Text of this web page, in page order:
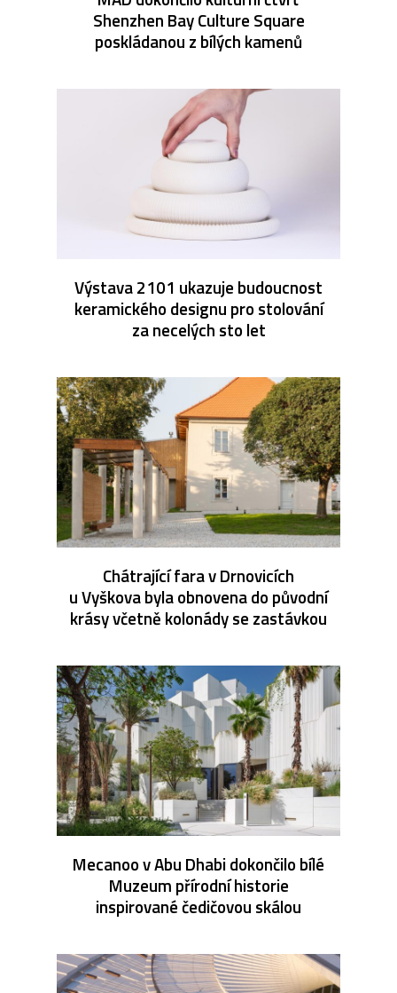
Shenzhen Bay Culture Square
poskládanou z bílých kamenů
Výstava 2101 ukazuje budoucnost
keramického designu pro stolování
za necelých sto let
Chátrající fara v Drnovicích
u Vyškova byla obnovena do původní
krásy včetně kolonády se zastávkou
Mecanoo v Abu Dhabi dokončilo bílé
Muzeum přírodní historie
inspirované čedičovou skálou